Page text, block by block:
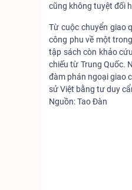
cũng không tuyệt đối
Từ cuộc chuyển giao
công phu về một
tập sách còn khảo
chiếu từ Trung Quốc.
đàm phán ngoại giao
sử Việt bằng tư duy
Nguồn: Tao Đàn